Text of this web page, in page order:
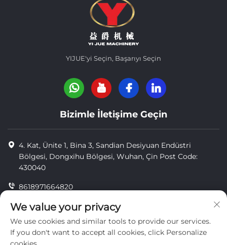
YIJUE'yi Seçin, Başarıyı Seçin
Bizimle İletişime Geçin
4. Kat, Ünite 1, Bina 3, Sandian Desiyuan Endüstri
Bölgesi, Dongxihu Bölgesi, Wuhan, Çin Post Code:
430040
8618971664820
8618971664820
[email protected]
We value your privacy
We use cookies and similar tools to provide our services.
If you don't want to accept all cookies, click Personalize